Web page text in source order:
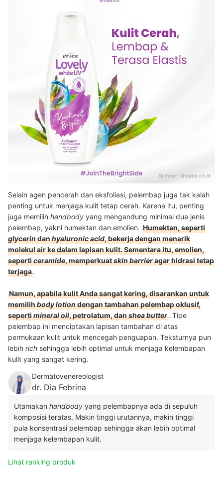
Sumber: shopee.co.id
Selain agen pencerah dan eksfoliasi, pelembap juga tak kalah
penting untuk menjaga kulit tetap cerah. Karena itu, penting
juga memilih handbody yang mengandung minimal dua jenis
pelembap, yakni humektan dan emolien. Humektan, seperti
glycerindanhyaluronic acid, bekerja dengan menarik
molekul air ke dalam lapisan kulit. Sementara itu, emolien,
seperticeramide, memperkuatskin barrieragar hidrasi tetap
terjaga.
Namun, apabila kulit Anda sangat kering, disarankan untuk
memilihbody lotiondengan tambahan pelembap oklusif,
sepertimineral oil, petrolatum, danshea butter. Tipe
pelembap ini menciptakan lapisan tambahan di atas
permukaan kulit untuk mencegah penguapan. Teksturnya pun
lebih rich sehingga lebih optimal untuk menjaga kelembapan
kulit yang sangat kering.
Dermatovenereologist
dr. Dia Febrina
Utamakan handbody yang pelembapnya ada di sepuluh
komposisi teratas. Makin tinggi urutannya, makin tinggi
pula konsentrasi pelembap sehingga akan lebih optimal
menjaga kelembapan kulit.
Lihat ranking produk